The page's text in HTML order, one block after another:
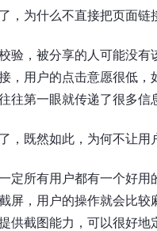
，为什么不直接把页面链
验，被分享的人可能没
，用户的点击意愿很低
往第一眼就传递了很多信
，既然如此，为何不让用
定所有用户都有一个好
屏，用户的操作就会比
供截图能力，可以很好